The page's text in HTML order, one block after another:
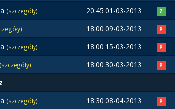
(szczegóły) 20:45 01-03-2013 Z
18:00 09-03-2013 P
(szczegóły) 18:00 15-03-2013 P
(szczegóły) 18:00 30-03-2013 P
(szczegóły) 18:30 08-04-2013 P